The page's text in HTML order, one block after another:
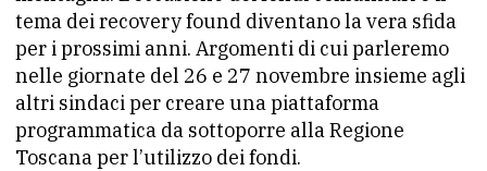
tema dei recovery found diventano la vera sfida
per i prossimi anni. Argomenti di cui parleremo
nelle giornate del 26 e 27 novembre insieme agli
altri sindaci per creare una piattaforma
programmatica da sottoporre alla Regione
Toscana per l’utilizzo dei fondi.